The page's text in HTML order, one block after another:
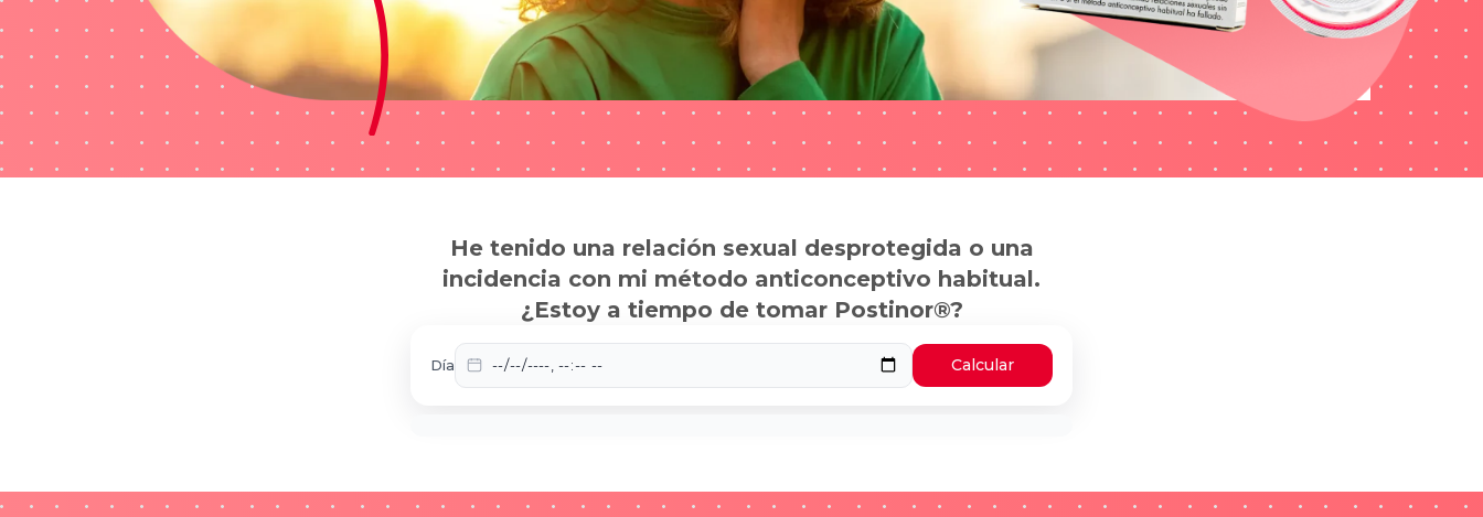
He tenido una relación sexual desprotegida o una
incidencia con mi método anticonceptivo habitual.
¿Estoy a tiempo de tomar Postinor®?
Día Calcular